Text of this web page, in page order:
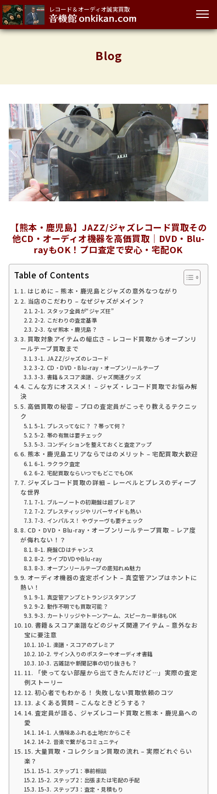
レコード＆オーディオ誠実買取
Blog
【熊本・鹿児島】JAZZ/ジャズレコード買取その
他CD・オーディオ機器を高価買取｜DVD・Blu-
rayもOK！プロ査定で安心・宅配OK
Table of Contents
1. はじめに – 熊本・鹿児島とジャズの意外なつながり
2. 当店のこだわり – なぜジャズがメイン？
2-1. スタッフ全員が“ジャズ狂”
2-2. こだわりの査定基準
2-3. なぜ熊本・鹿児島？
3. 買取対象アイテムの幅広さ – レコード買取からオープンリ
ールテープ買取まで
3-1. JAZZ/ジャズのレコード
3-2. CD・DVD・Blu-ray・オープンリールテープ
3-3. 書籍＆スコア楽譜、ジャズ関連グッズ
4. こんな方にオススメ！ – ジャズ・レコード買取でお悩み解
決
5. 高価買取の秘密 – プロの査定員がこっそり教えるテクニッ
ク
5-1. プレスってなに？ ？帯って何？
5-2. 帯の有無は要チェック
5-3. コンディションを整えておくと査定アップ
6. 熊本・鹿児島エリアならではのメリット – 宅配買取大歓迎
6-1. ラクラク査定
6-2. 宅配買取ならいつでもどこでもOK
7. ジャズレコード買取の詳細 – レーベルとプレスのディープ
な世界
7-1. ブルーノートの初期盤は超プレミア
7-2. プレスティッジやリバーサイドも熱い
7-3. インパルス！ やヴァーヴも要チェック
8. CD・DVD・Blu-ray・オープンリールテープ買取 – レア度
が侮れない！？
8-1. 廃盤CDはチャンス
8-2. ライブDVDやBlu-ray
8-3. オープンリールテープの底知れぬ魅力
9. オーディオ機器の査定ポイント – 真空管アンプはホントに
熱い！
9-1. 真空管アンプとトランジスタアンプ
9-2. 動作不明でも買取可能？
9-3. カートリッジやトーンアーム、スピーカー単体もOK
10. 書籍＆スコア楽譜などのジャズ関連アイテム – 意外なお
宝に要注意
10-1. 楽譜・スコアのプレミア
10-2. サイン入りのポスターやオーディオ書籍
10-3. 古雑誌や新聞記事の切り抜きも？
11. 「使ってない部屋から出てきたんだけど…」実際の査定
例ストーリー
12. 初心者でもわかる！ 失敗しない買取依頼のコツ
13. よくある質問 – こんなときどうする？
14. 査定員が語る、ジャズレコード買取と熊本・鹿児島への
愛
14-1. 人情味あふれる土地だからこそ
14-2. 音楽で繋がるコミュニティ
15. 大量買取・コレクション買取の流れ – 実際どれぐらい
楽？
15-1. ステップ1：事前相談
15-2. ステップ2：出張または宅配の手配
15-3. ステップ3：査定・見積もり